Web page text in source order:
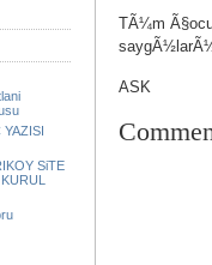
SiTE
TÃ¼m
ASK